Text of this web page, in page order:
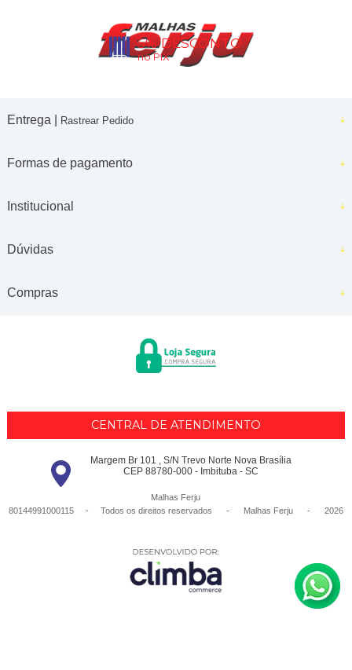
5% DESCONTO
no PIX
Entrega | Rastrear Pedido
Formas de pagamento
Institucional
Dúvidas
Compras
CENTRAL DE ATENDIMENTO
Margem Br 101 , S/N Trevo Norte Nova Brasília
CEP 88780-000 - Imbituba - SC
Malhas Ferju
80144991000115 - Todos os direitos reservados
- Malhas Ferju - 2026